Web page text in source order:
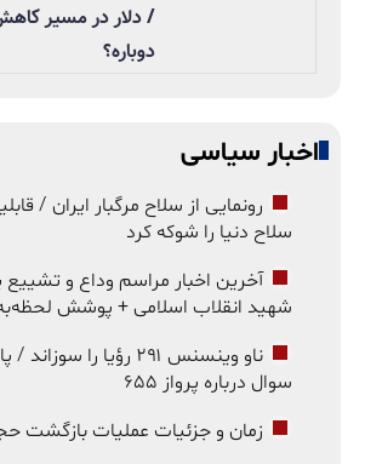
/ دلار در مسیر
دوباره؟
اخبار سیاسی
رونمایی از سلاح مرگبار ایران /
سلاح دنیا را شوکه کرد
آخرین اخبار مراسم وداع و تشییع
شهید انقلاب اسلامی + پوشش
سوال درباره پرواز ۶۵۵
زمان و جزئیات عملیات بازگشت